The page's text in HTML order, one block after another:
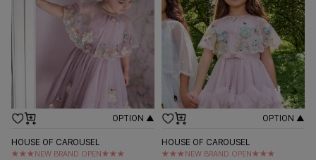
OPTION ▲
HOUSE OF CAROUSEL
★★★NEW BRAND OPEN★★★
OPTION ▲
HOUSE OF CAROUSEL
★★★NEW BRAND OPEN★★★